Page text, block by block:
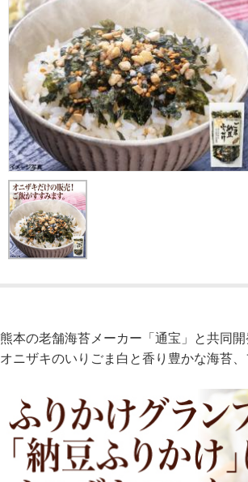
熊本の老舗海苔メーカー「通宝」と共同開
オニザキのいりごま白と香り豊かな海苔